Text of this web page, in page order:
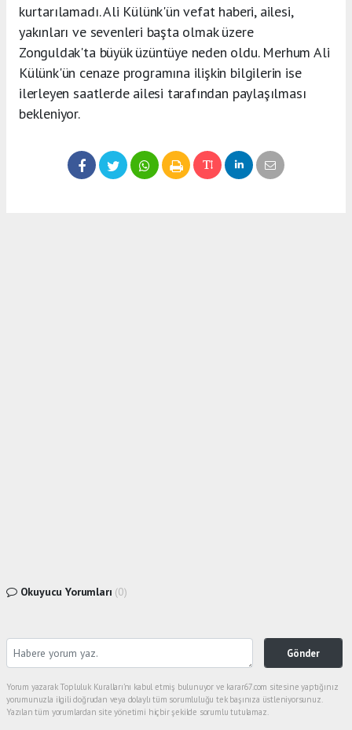
kurtarılamadı. Ali Külünk'ün vefat haberi, ailesi,
yakınları ve sevenleri başta olmak üzere
Zonguldak'ta büyük üzüntüye neden oldu. Merhum Ali
Külünk'ün cenaze programına ilişkin bilgilerin ise
ilerleyen saatlerde ailesi tarafından paylaşılması
bekleniyor.
Okuyucu Yorumları (0)
Gönder
Yorum yazarak Topluluk Kuralları’nı kabul etmiş bulunuyor ve karar67.com sitesine yaptığınız
yorumunuzla ilgili doğrudan veya dolaylı tüm sorumluluğu tek başınıza üstleniyorsunuz.
Yazılan tüm yorumlardan site yönetimi hiçbir şekilde sorumlu tutulamaz.